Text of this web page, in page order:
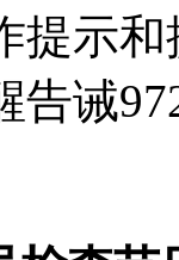
提示
告诫